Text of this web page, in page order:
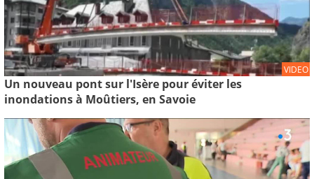
VIDEO
Un nouveau pont sur l'Isère pour éviter les
inondations à Moûtiers, en Savoie